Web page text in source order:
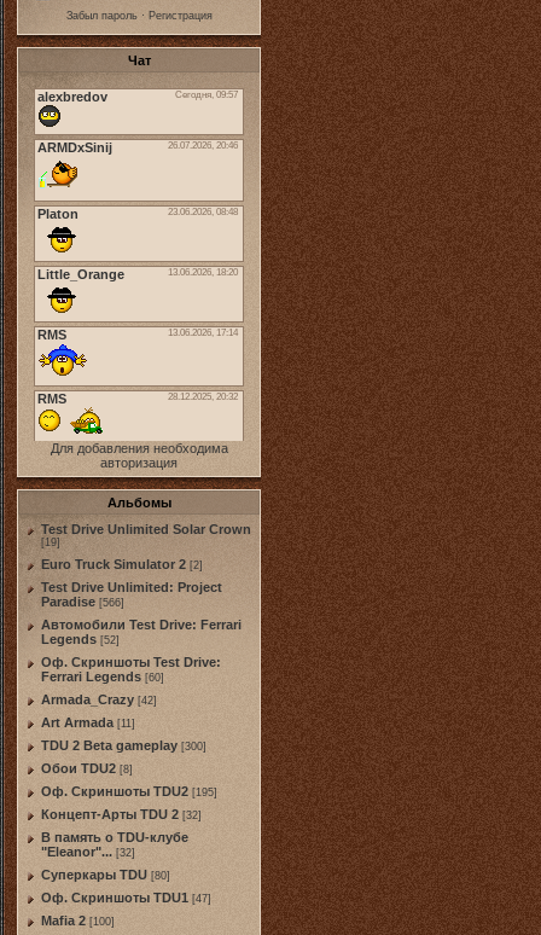
Забыл пароль· Регистрация
Чат
Для добавления необходима
авторизация
Альбомы
Test Drive Unlimited Solar Crown
[19]
Euro Truck Simulator 2 [2]
Test Drive Unlimited: Project
Paradise [566]
Автомобили Test Drive: Ferrari
Legends [52]
Оф. Скриншоты Test Drive:
Ferrari Legends [60]
Armada_Crazy [42]
Art Armada [11]
TDU 2 Beta gameplay [300]
Обои TDU2 [8]
Оф. Скриншоты TDU2 [195]
Концепт-Арты TDU 2 [32]
В память о TDU-клубе
"Eleanor"... [32]
Суперкары TDU [80]
Оф. Скриншоты TDU1 [47]
Mafia 2 [100]